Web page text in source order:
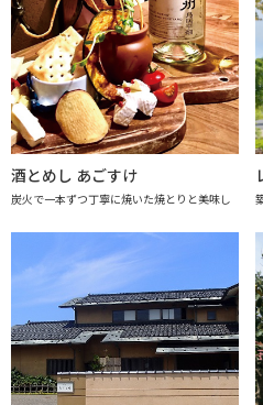
酒とめし あごすけ
炭火で一本ずつ丁寧に焼いた焼とりと美味し